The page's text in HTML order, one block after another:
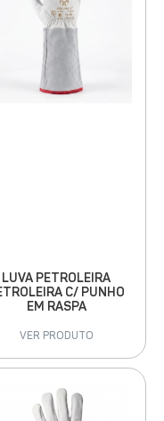
LUVA PETROLEIRA
C/ PUNHO
EM RASPA
VER PRODUTO